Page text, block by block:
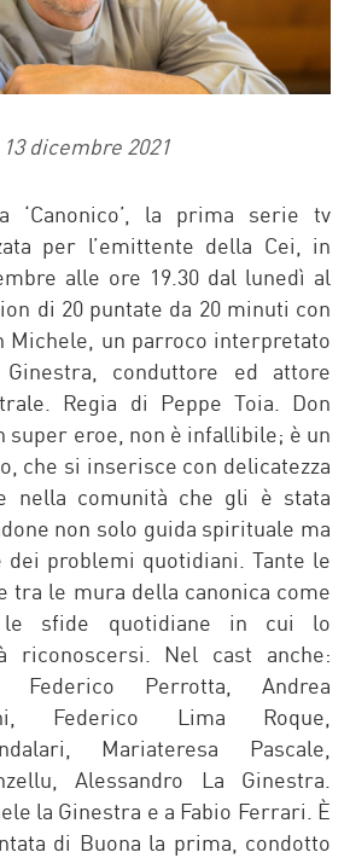
13 dicembre 2021
‘Canonico’, la prima serie tv
per l’emittente della Cei, in
alle ore 19.30 dal lunedì al
di 20 puntate da 20 minuti con
Michele, un parroco interpretato
conduttore ed attore
Regia di Peppe Toia. Don
super eroe, non è infallibile; è un
che si inserisce con delicatezza
nella comunità che gli è stata
non solo guida spirituale ma
dei problemi quotidiani. Tante le
tra le mura della canonica come
le sfide quotidiane in cui lo
riconoscersi. Nel cast anche:
Federico Perrotta, Andrea
Federico Lima Roque,
Mariateresa Pascale,
Alessandro La Ginestra.
la Ginestra e a Fabio Ferrari. È
di Buona la prima, condotto